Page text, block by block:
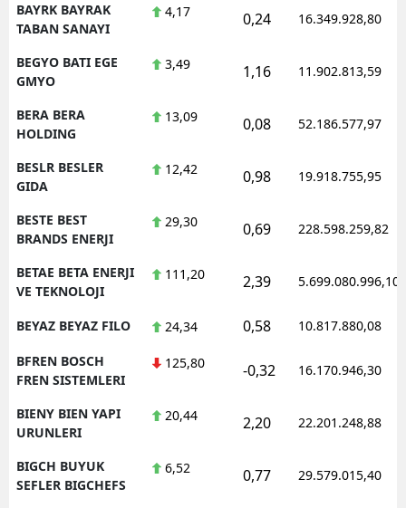
BAYRK BAYRAK
TABAN SANAYI
4,17 0,24 16.349.928,80
BEGYO BATI EGE
GMYO
3,49 1,16 11.902.813,59
BERA BERA
HOLDING
13,09 0,08 52.186.577,97
BESLR BESLER
GIDA
12,42 0,98 19.918.755,95
BESTE BEST
BRANDS ENERJI
29,30 0,69 228.598.259,82
BETAE BETA ENERJI
VE TEKNOLOJI
111,20 2,39 5.699.080.996,10
BEYAZ BEYAZ FILO 24,34 0,58 10.817.880,08
BFREN BOSCH
FREN SISTEMLERI
125,80 -0,32 16.170.946,30
BIENY BIEN YAPI
URUNLERI
20,44 2,20 22.201.248,88
BIGCH BUYUK
SEFLER BIGCHEFS
6,52 0,77 29.579.015,40